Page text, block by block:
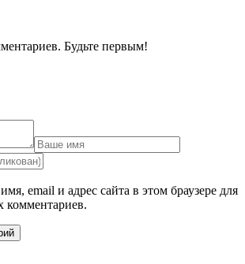
Будьте первым!
email и адрес сайта в этом браузере для